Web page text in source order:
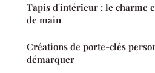
Tapis d'intérieur : le charme
de main
Créations de porte-clés
démarquer